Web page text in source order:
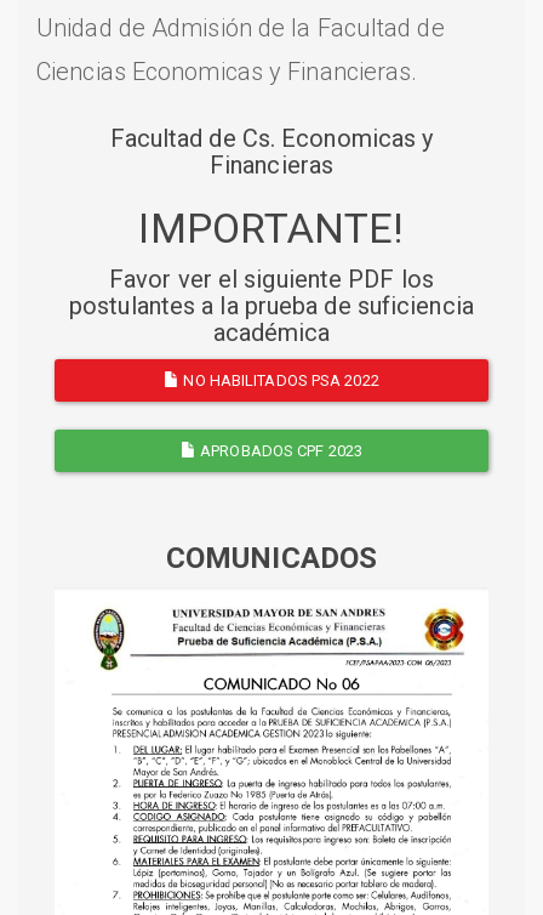
Unidad de Admisión de la Facultad de
Ciencias Economicas y Financieras.
Facultad de Cs. Economicas y
Financieras
IMPORTANTE!
Favor ver el siguiente PDF los
postulantes a la prueba de suficiencia
académica
NO HABILITADOS PSA 2022
APROBADOS CPF 2023
COMUNICADOS